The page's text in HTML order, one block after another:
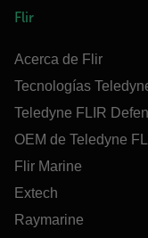
Flir
Acerca de Flir
Tecnologías
Teledyne FLIR
OEM de Teledyne
Flir Marine
Extech
Raymarine